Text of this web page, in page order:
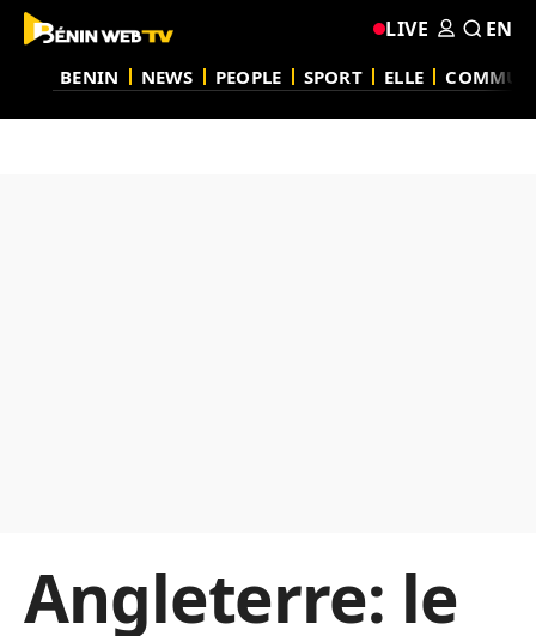
BENIN NEWS PEOPLE SPORT ELLE
LIVE EN
Angleterre: le